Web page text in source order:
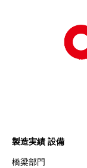
製造実績 設備
橋梁部門